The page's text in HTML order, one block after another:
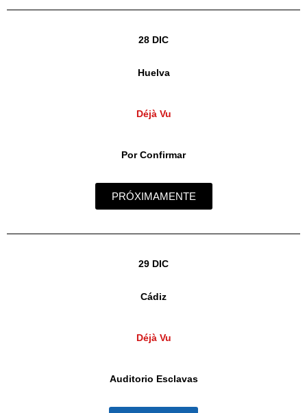
28 DIC
Huelva
Déjà Vu
Por Confirmar
PRÓXIMAMENTE
29 DIC
Cádiz
Déjà Vu
Auditorio Esclavas